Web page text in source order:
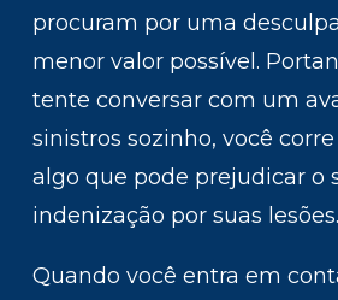
procuram por uma
menor valor possível.
tente conversar com um
sinistros sozinho, você
algo que pode prejudicar o
indenização por suas lesões.
Quando você entra em